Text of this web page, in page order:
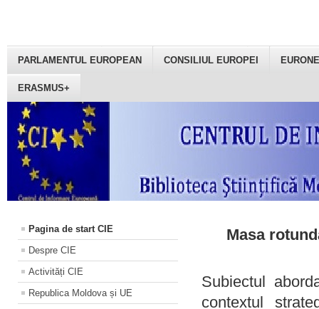
PARLAMENTUL EUROPEAN CONSILIUL EUROPEI
ERASMUS+
Pagina de start CIE
Despre CIE
Activități CIE
Republica Moldova și UE
Masa
Subiectul
contextul